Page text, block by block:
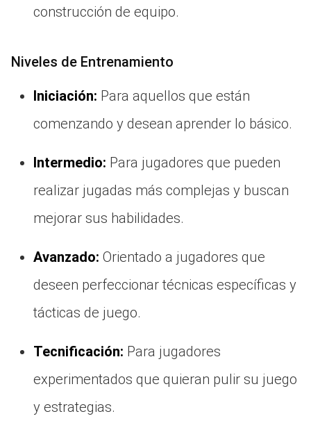
construcción de equipo.
Niveles de Entrenamiento
Iniciación: Para aquellos que están
comenzando y desean aprender lo básico.
Intermedio: Para jugadores que pueden
realizar jugadas más complejas y buscan
mejorar sus habilidades.
Avanzado: Orientado a jugadores que
deseen perfeccionar técnicas específicas y
tácticas de juego.
Tecnificación: Para jugadores
experimentados que quieran pulir su juego
y estrategias.